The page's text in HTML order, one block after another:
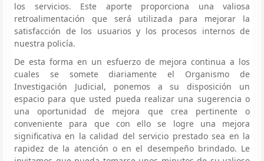
los servicios. Este aporte proporciona una valiosa
retroalimentación que será utilizada para mejorar la
satisfacción de los usuarios y los procesos internos de
nuestra policía.
De esta forma en un esfuerzo de mejora continua a los
cuales se somete diariamente el Organismo de
Investigación Judicial, ponemos a su disposición un
espacio para que usted pueda realizar una sugerencia o
una oportunidad de mejora que crea pertinente o
conveniente para que con ello se logre una mejora
significativa en la calidad del servicio prestado sea en la
rapidez de la atención o en el desempeño brindado. Le